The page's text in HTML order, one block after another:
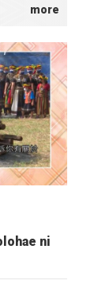
ni